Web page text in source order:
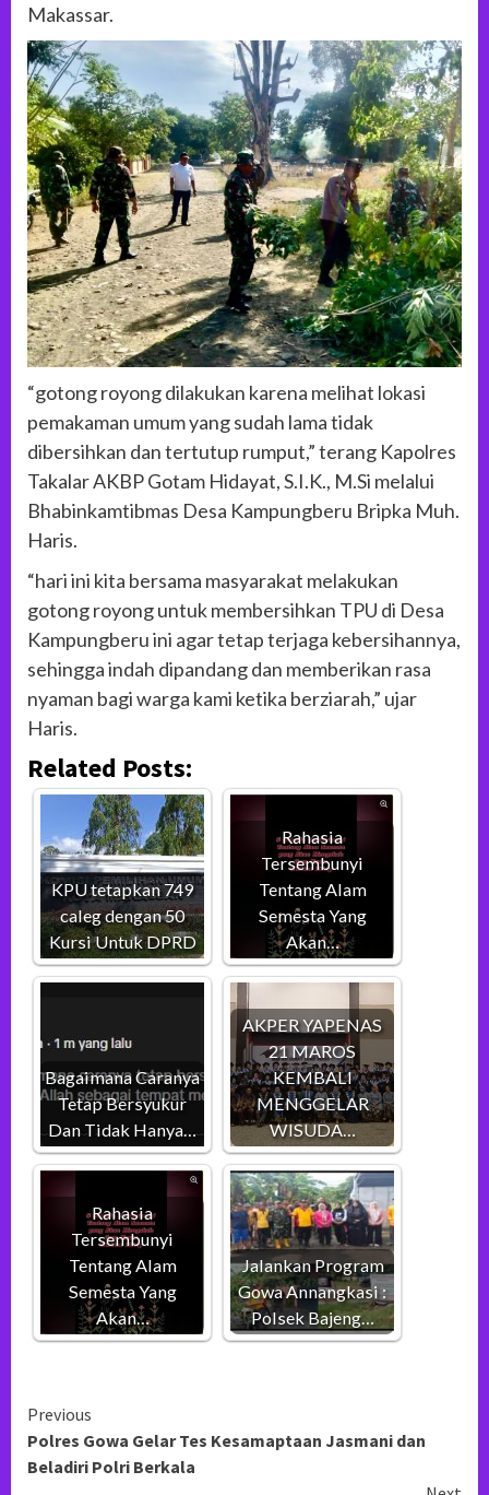
Makassar.
“gotong royong dilakukan karena melihat lokasi
pemakaman umum yang sudah lama tidak
dibersihkan dan tertutup rumput,” terang Kapolres
Takalar AKBP Gotam Hidayat, S.I.K., M.Si melalui
Bhabinkamtibmas Desa Kampungberu Bripka Muh.
Haris.
“hari ini kita bersama masyarakat melakukan
gotong royong untuk membersihkan TPU di Desa
Kampungberu ini agar tetap terjaga kebersihannya,
sehingga indah dipandang dan memberikan rasa
nyaman bagi warga kami ketika berziarah,” ujar
Haris.
Related Posts:
KPU tetapkan 749
caleg dengan 50
Kursi Untuk DPRD
Rahasia
Tersembunyi
Tentang Alam
Semesta Yang
Akan…
Bagaimana Caranya
Tetap Bersyukur
Dan Tidak Hanya…
AKPER YAPENAS
21 MAROS
KEMBALI
MENGGELAR
WISUDA…
Rahasia
Tersembunyi
Tentang Alam
Semesta Yang
Akan…
Jalankan Program
Gowa Annangkasi :
Polsek Bajeng…
Continue
Reading
Previous
Polres Gowa Gelar Tes Kesamaptaan Jasmani dan
Beladiri Polri Berkala